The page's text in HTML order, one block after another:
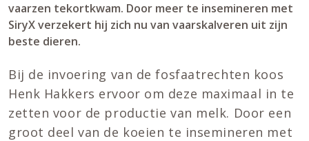
vaarzen tekortkwam. Door meer te insemineren met
SiryX verzekert hij zich nu van vaarskalveren uit zijn
beste dieren.
Bij de invoering van de fosfaatrechten koos
Henk Hakkers ervoor om deze maximaal in te
zetten voor de productie van melk. Door een
groot deel van de koeien te insemineren met